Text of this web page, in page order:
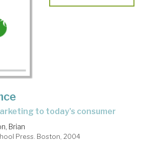
to today's consumer
Brian
Press. Boston, 2004